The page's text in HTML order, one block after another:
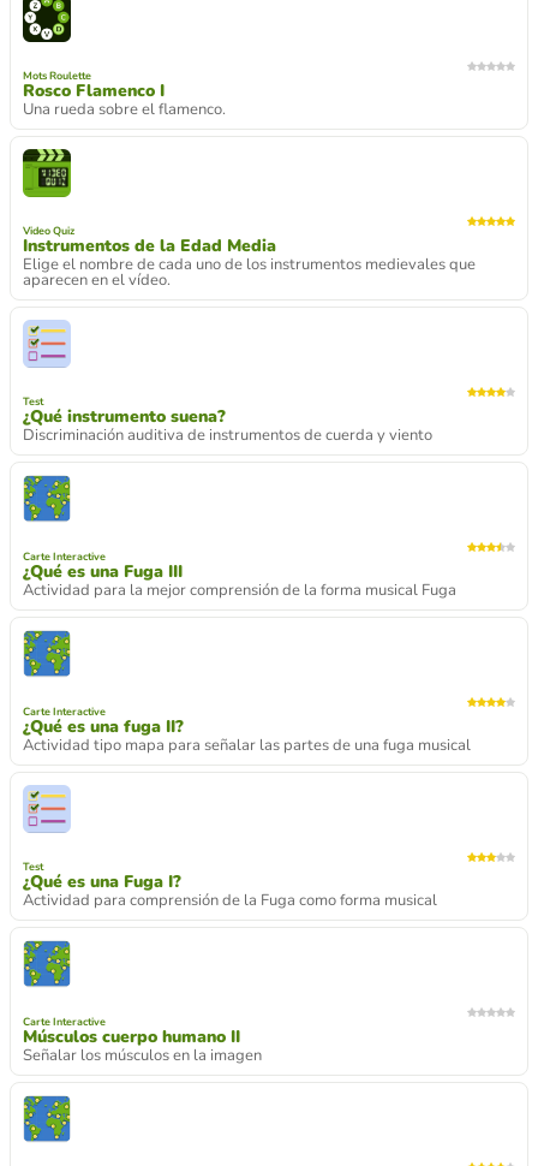
Mots Roulette
Rosco Flamenco I
Una rueda sobre el flamenco.
Video Quiz
Instrumentos de la Edad Media
Elige el nombre de cada uno de los instrumentos medievales que
aparecen en el vídeo.
Test
¿Qué instrumento suena?
Discriminación auditiva de instrumentos de cuerda y viento
Carte Interactive
¿Qué es una Fuga III
Actividad para la mejor comprensión de la forma musical Fuga
Carte Interactive
¿Qué es una fuga II?
Actividad tipo mapa para señalar las partes de una fuga musical
Test
¿Qué es una Fuga I?
Actividad para comprensión de la Fuga como forma musical
Carte Interactive
Músculos cuerpo humano II
Señalar los músculos en la imagen